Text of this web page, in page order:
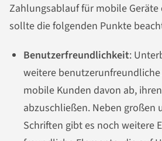
Zahlungsablauf für mobile
sollte die folgenden Punkte
Benutzerfreundlichkeit:
weitere
mobile Kunden davon ab,
abzuschließen. Neben großen
Schriften gibt es noch weitere